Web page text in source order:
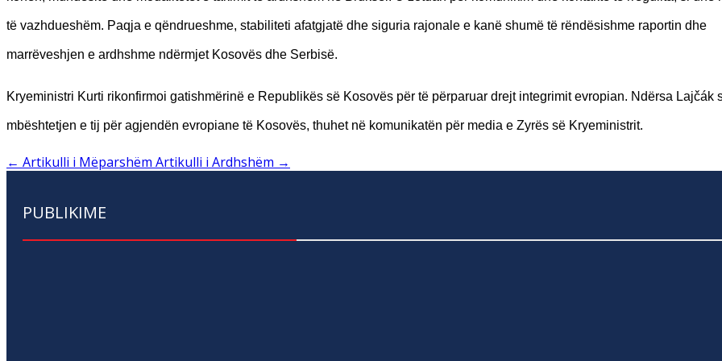
të vazhdueshëm. Paqja e qëndrueshme, stabiliteti afatgjatë dhe siguria rajonale e kanë shumë të rëndësishme raportin dhe
marrëveshjen e ardhshme ndërmjet Kosovës dhe Serbisë.
Kryeministri Kurti rikonfirmoi gatishmërinë e Republikës së Kosovës për të përparuar drejt integrimit evropian. Ndërsa Lajčák
mbështetjen e tij për agjendën evropiane të Kosovës, thuhet në komunikatën për media e Zyrës së Kryeministrit.
← Artikulli i Mëparshëm Artikulli i Ardhshëm →
PUBLIKIME